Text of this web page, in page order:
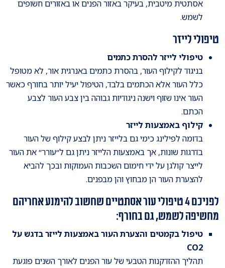
אסתטית מיטבית, בעיקר באזור הפנים או באזורים חשופים
לשמש.
טיפולי לייזר
טיפולי לייזר להסרת כתמים
בניגוד לקילוף העור, בהסרת כתמים באנרגית אור, לא מטופל
כלל העור אלא הכתמים בלבד, הטיפול יעיל יותר בחורף כאשר
העור אינו שזוף וישנה ניגודיות גבוהה בין צבע העור לצבע
הכתם.
קילוף באמצעות לייזר
בדומה לפילינג כימי גם בלייזר ניתן לבצע קילוף של העור
בדרגות שונות, אך באמצעות הלייזר ניתן גם ל״עורר״ את העור
לייצר קולגן על ידי חימום השכבות העמוקות ובכך להביא
להצערת העור הן מבחוץ והן מבפנים.
לפניכם 4 טיפולי עור אסתטיים שחשוב להימנע אחריהם
מחשיפה לשמש, גם בחורף:
טיפול בקמטים והצערת העור באמצעות לייזר בדגש על
CO2
תהליך ההזדקנות הטבעי של עור הפנים לאורך השנים פוגעת